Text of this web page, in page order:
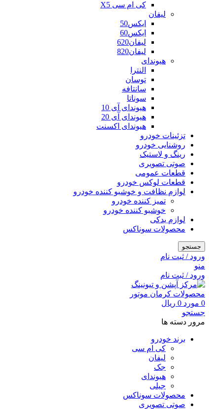
کی ام سی X5
لیفان
ایکس50
ایکس60
لیفان620
لیفان820
هیوندای
النترا
توسان
سانتافه
سوناتا
هیوندای آی 10
هیوندای آی 20
هیوندای اکسنت
تزئینات خودرو
روشنایی خودرو
رینگ و لاستیک
صوتی تصویری
قطعات عمومی
قطعات لوکس خودرو
لوازم نظافت و خوشبو کننده خودرو
تمیز کننده خودرو
خوشبو کننده خودرو
لوازم یدکی
محصولات سوناکس
جستجو
ورود / ثبت نام
منو
ورود / ثبت نام
0 مورد 0 ریال
جستجو
مرور دسته ها
برند خودرو
کی ام سی
لیفان
جک
هیوندای
جیلی
محصولات سوناکس
صوتی تصویری